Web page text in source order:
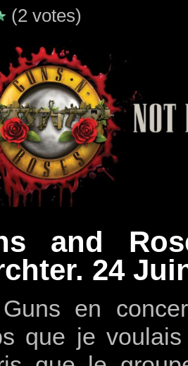
(2 votes)
and
24
en
que je voulais